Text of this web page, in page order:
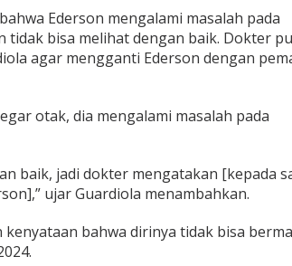
Ederson mengalami masalah pada
tidak bisa melihat dengan baik. Dokter
agar mengganti Ederson dengan
otak, dia mengalami masalah pada
baik, jadi dokter mengatakan [kepada
ujar Guardiola menambahkan.
bahwa dirinya tidak bisa